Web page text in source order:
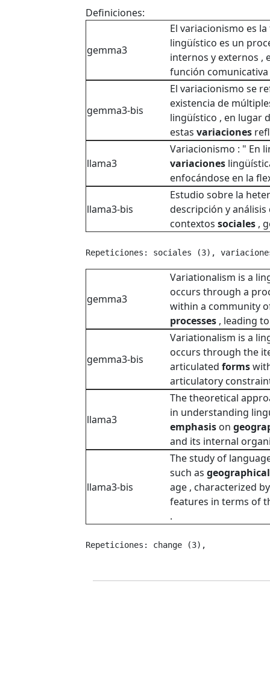
Definiciones:
gemma3
El variacionismo es
lingüístico es un
internos y externos ,
función comunicativa
gemma3-bis
El variacionismo se
existencia de
lingüístico , en lugar
estas variaciones
llama3
Variacionismo : " En
variaciones
enfocándose en la
llama3-bis
Estudio sobre la
descripción y
contextos sociales ,
Repeticiones: sociales (3),
gemma3
Variationalism is a
occurs through a
within a community
processes , leading
gemma3-bis
Variationalism is a
occurs through the
articulated forms
articulatory
llama3
The theoretical
in understanding
emphasis on
and its internal
llama3-bis
The study of
such as geographical
age , characterized
features in terms of
.
Repeticiones: change (3),